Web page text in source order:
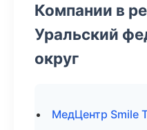
Компании в
Уральский
округ
МедЦентр Smile